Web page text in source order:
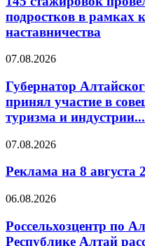
подростков в рамках
наставничества
07.08.2026
Губернатор
принял участие в
туризма и индустрии...
07.08.2026
Реклама на 8 августа
06.08.2026
Россельхозцентр по
Республике Алтай